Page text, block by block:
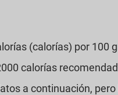
(calorías) por 100
calorías
a continuación,